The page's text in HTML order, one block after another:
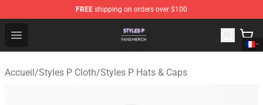
FREE shipping on orders over $100
Open menu
Styles P Shop - Official Styles P Merchandise Store
Accueil/Styles P Cloth/Styles P Hats & Caps